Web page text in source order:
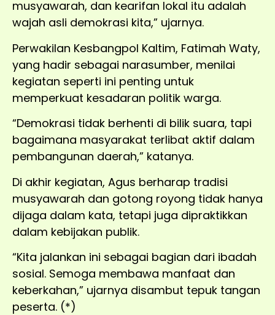
musyawarah, dan kearifan lokal itu adalah
wajah asli demokrasi kita,” ujarnya.
Perwakilan Kesbangpol Kaltim, Fatimah Waty,
yang hadir sebagai narasumber, menilai
kegiatan seperti ini penting untuk
memperkuat kesadaran politik warga.
“Demokrasi tidak berhenti di bilik suara, tapi
bagaimana masyarakat terlibat aktif dalam
pembangunan daerah,” katanya.
Di akhir kegiatan, Agus berharap tradisi
musyawarah dan gotong royong tidak hanya
dijaga dalam kata, tetapi juga dipraktikkan
dalam kebijakan publik.
“Kita jalankan ini sebagai bagian dari ibadah
sosial. Semoga membawa manfaat dan
keberkahan,” ujarnya disambut tepuk tangan
peserta. (*)